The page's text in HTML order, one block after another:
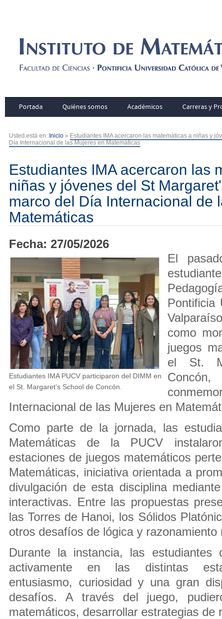
Portada Quiénes somos Académicos Carreras y
Usted está en: Inicio » Estudiantes IMA acercaron las matemáticas a niñas y
Día Internacional de las Mujeres en Matemáticas
Estudiantes IMA acercaron las
niñas y jóvenes del St
marco del Día Internacional de
Matemáticas
Fecha: 27/05/2026
Estudiantes IMA PUCV participaron del DIMM en
el St. Margaret’s School de Concón.
El
Pontificia
como
juegos
el St.
Internacional de las Mujeres en
Como parte de la jornada, las
Matemáticas de la PUCV
estaciones de juegos matemáticos
Matemáticas, iniciativa orientada a
divulgación de esta disciplina
interactivas. Entre las propuestas
las Torres de Hanoi, los Sólidos
otros desafíos de lógica y razonamiento
Durante la instancia, las estudiantes
activamente en las distintas
entusiasmo, curiosidad y una gran
desafíos. A través del juego,
matemáticos, desarrollar estrategias de